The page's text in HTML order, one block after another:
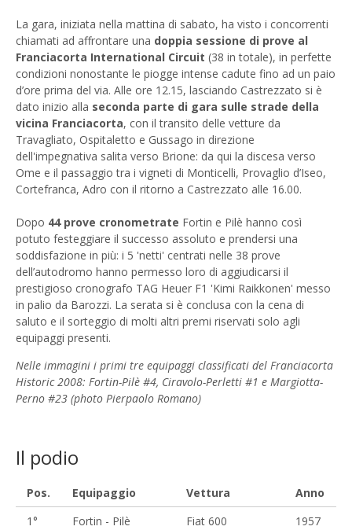
La gara, iniziata nella mattina di sabato, ha visto i concorrenti
chiamati ad affrontare una doppia sessione di prove al
Franciacorta International Circuit (38 in totale), in perfette
condizioni nonostante le piogge intense cadute fino ad un paio
d’ore prima del via. Alle ore 12.15, lasciando Castrezzato si è
dato inizio alla seconda parte di gara sulle strade della
vicina Franciacorta, con il transito delle vetture da
Travagliato, Ospitaletto e Gussago in direzione
dell'impegnativa salita verso Brione: da qui la discesa verso
Ome e il passaggio tra i vigneti di Monticelli, Provaglio d’Iseo,
Cortefranca, Adro con il ritorno a Castrezzato alle 16.00.
Dopo 44 prove cronometrate Fortin e Pilè hanno così
potuto festeggiare il successo assoluto e prendersi una
soddisfazione in più: i 5 'netti' centrati nelle 38 prove
dell’autodromo hanno permesso loro di aggiudicarsi il
prestigioso cronografo TAG Heuer F1 'Kimi Raikkonen' messo
in palio da Barozzi. La serata si è conclusa con la cena di
saluto e il sorteggio di molti altri premi riservati solo agli
equipaggi presenti.
Nelle immagini i primi tre equipaggi classificati del Franciacorta
Historic 2008: Fortin-Pilè #4, Ciravolo-Perletti #1 e Margiotta-
Perno #23 (photo Pierpaolo Romano)
Il podio
Pos. Equipaggio Vettura
Anno
1°
Fortin - Pilè Fiat 600
1957